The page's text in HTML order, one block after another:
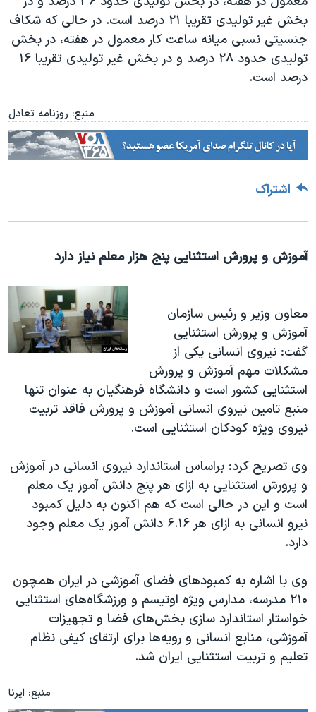
بخش غیر تولیدی تقریبا ۲۱ درصد است. در حالی که شکاف
جنسیتی نسبی میانه ساعت کار معمول در هفته، در بخش
تولیدی حدود ۲۸ درصد و در بخش غیر تولیدی تقریبا ۱۶
درصد است.
منبع: روزنامه تعادل
اشتراک
آموزش و پرورش استثنایی پنج هزار معلم نیاز دارد
معاون وزیر و رئیس سازمان
آموزش و پرورش استثنایی
گفت: نیروی انسانی یکی از
مشکلات مهم آموزش و پرورش
استثنایی کشور است و دانشگاه فرهنگیان به عنوان تنها
منبع تامین نیروی انسانی آموزش و پرورش فاقد تربیت
نیروی ویژه کودکان استثنایی است.
وی تصریح کرد: براساس استاندارد نیروی انسانی در آموزش
و پرورش استثنایی به ازای هر پنج دانش آموز یک معلم
است و این در حالی است که هم اکنون به دلیل کمبود
نیرو انسانی به ازای هر ۶.۱۶ دانش آموز یک معلم وجود
دارد.
وی با اشاره به کمبودهای فضای آموزشی در ایران همچون
۲۱۰ مدرسه، مدارس ویژه اوتیسم و ورزشگاه‌های استثنایی
خواستار استاندارد سازی بخش‌های فضا و تجهیزات
آموزشی، منابع انسانی و رویه‌ها برای ارتقای کیفی نظام
تعلیم و تربیت استثنایی ایران شد.
منبع: ایرنا